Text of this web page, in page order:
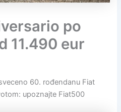
po
11.490 eur
60. rođendanu Fiat
upoznajte Fiat500